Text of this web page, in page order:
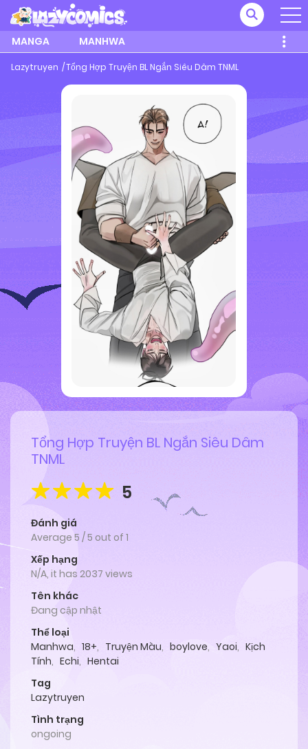
MANGA MANHWA
Lazytruyen Tổng Hợp Truyện BL Ngắn Siêu Dâm TNML
Tổng Hợp Truyện BL Ngắn Siêu Dâm
TNML
5
Đánh giá
Average 5 /5 out of 1
Xếp hạng
N/A, it has 2037 views
Tên khác
Đang cập nhật
Thể loại
Manhwa, 18+, Truyện Màu, boylove, Yaoi, Kịch
Tính, Echi, Hentai
Tag
Lazytruyen
Tình trạng
ongoing